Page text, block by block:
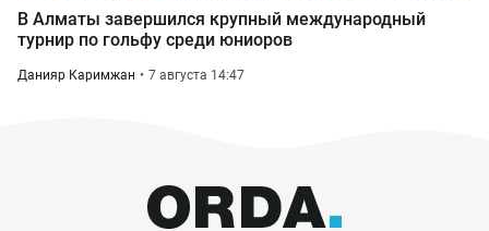
В Алматы завершился крупный международный
турнир по гольфу среди юниоров
Данияр Каримжан 7 августа 14:47